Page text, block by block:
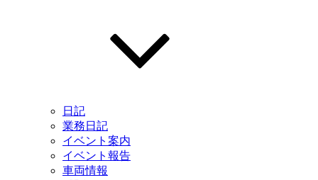
日記
業務日記
イベント案内
イベント報告
車両情報